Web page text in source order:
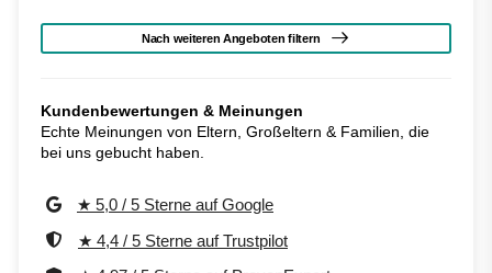
Nach weiteren Angeboten filtern
Kundenbewertungen & Meinungen
Echte Meinungen von Eltern, Großeltern & Familien, die
bei uns gebucht haben.
★ 5,0 / 5 Sterne auf Google
★ 4,4 / 5 Sterne auf Trustpilot